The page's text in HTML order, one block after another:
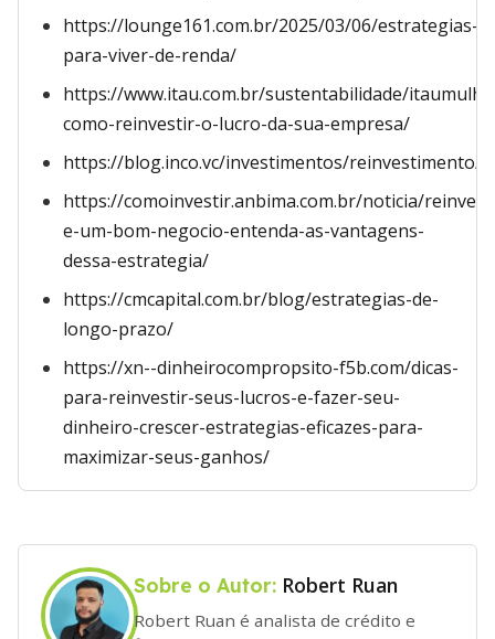
https://lounge161.com.br/2025/03/06/estrategias-
para-viver-de-renda/
https://www.itau.com.br/sustentabilidade/
como-reinvestir-o-lucro-da-sua-empresa/
https://blog.inco.vc/investimentos/reinvestimento/
https://comoinvestir.anbima.com.br/noticia/
e-um-bom-negocio-entenda-as-vantagens-
dessa-estrategia/
https://cmcapital.com.br/blog/estrategias-de-
longo-prazo/
https://xn--dinheirocompropsito-f5b.com/dicas-
para-reinvestir-seus-lucros-e-fazer-seu-
dinheiro-crescer-estrategias-eficazes-para-
maximizar-seus-ganhos/
Sobre o Autor: Robert Ruan
Robert Ruan é analista de crédito e